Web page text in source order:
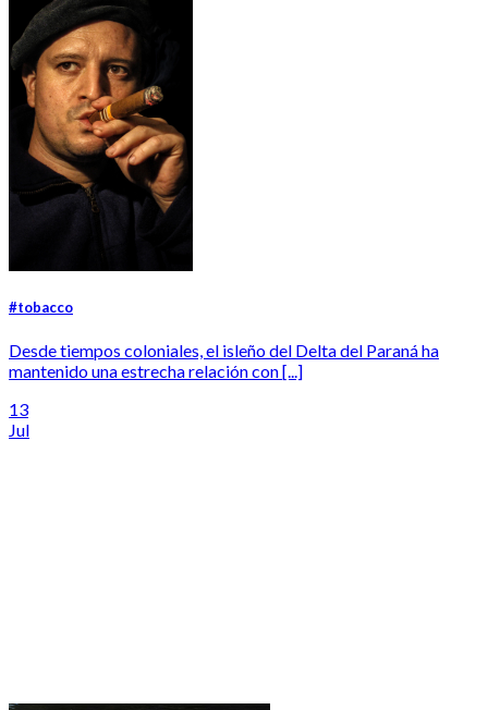
#tobacco
Desde tiempos coloniales, el isleño del Delta del Paraná ha
mantenido una estrecha relación con [...]
13
Jul